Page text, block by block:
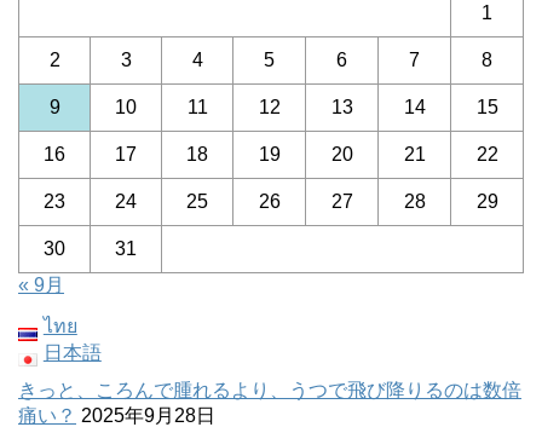
1
2 3 4 5 6 7 8
9 10 11 12 13 14 15
16 17 18 19 20 21 22
23 24 25 26 27 28 29
30
31
« 9月
ไทย
日本語
きっと、ころんで腫れるより、うつで飛び降りるのは数倍
痛い？ 2025年9月28日